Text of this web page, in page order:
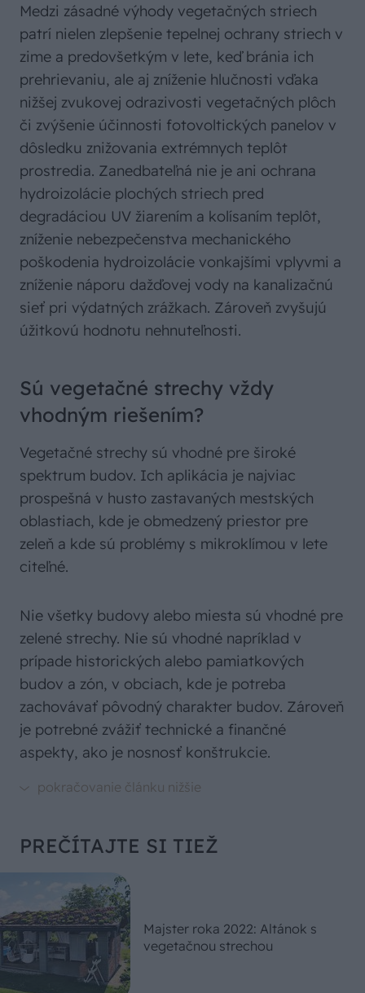
Medzi zásadné výhody vegetačných striech
patrí nielen zlepšenie tepelnej ochrany striech v
zime a predovšetkým v lete, keď bránia ich
prehrievaniu, ale aj zníženie hlučnosti vďaka
nižšej zvukovej odrazivosti vegetačných plôch
či zvýšenie účinnosti fotovoltických panelov v
dôsledku znižovania extrémnych teplôt
prostredia. Zanedbateľná nie je ani ochrana
hydroizolácie plochých striech pred
degradáciou UV žiarením a kolísaním teplôt,
zníženie nebezpečenstva mechanického
poškodenia hydroizolácie vonkajšími vplyvmi a
zníženie náporu dažďovej vody na kanalizačnú
sieť pri výdatných zrážkach. Zároveň zvyšujú
úžitkovú hodnotu nehnuteľnosti.
Sú vegetačné strechy vždy
vhodným riešením?
Vegetačné strechy sú vhodné pre široké
spektrum budov. Ich aplikácia je najviac
prospešná v husto zastavaných mestských
oblastiach, kde je obmedzený priestor pre
zeleň a kde sú problémy s mikroklímou v lete
citeľné.
Nie všetky budovy alebo miesta sú vhodné pre
zelené strechy. Nie sú vhodné napríklad v
prípade historických alebo pamiatkových
budov a zón, v obciach, kde je potreba
zachovávať pôvodný charakter budov. Zároveň
je potrebné zvážiť technické a finančné
aspekty, ako je nosnosť konštrukcie.
PREČÍTAJTE SI TIEŽ
Majster roka 2022: Altánok s
vegetačnou strechou